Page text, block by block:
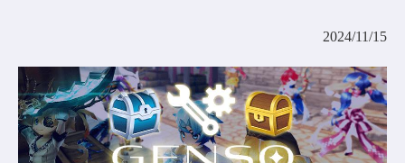
AGREEMENT&LICENCE
2024/11/15